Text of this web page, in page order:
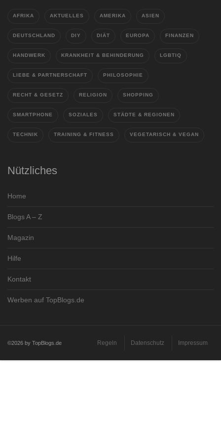
AFRIKA AKTUELLES AMERIKA ASIEN
DEUTSCHLAND DIY DIÄT EUROPA FINANZEN
HANDWERK KRANKHEIT & BEHINDERUNG LGBTIQ
LIEBE & PARTNERSCHAFT PHILOSOPHIE
RECHT & GESETZ RELIGION SHOPPING
SMARTPHONE SOZIALES STÄDTE & REGIONEN
TECHNIK TRAINING & FITNESS VEGETARISCH & VEGAN
Nützliches
Home
Blogs A – Z
Magazin
Hilfe
Kontakt
Werben auf TopBlogs.de
©2026 by TopBlogs.de Regeln Datenschutz Impressum